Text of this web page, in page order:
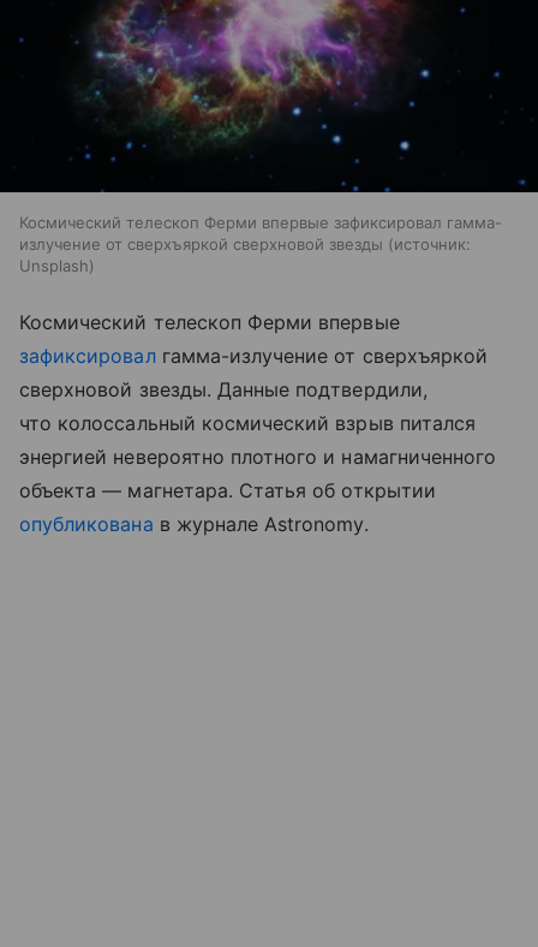
Космический телескоп Ферми впервые зафиксировал гамма-
излучение от сверхъяркой сверхновой звезды
источник:
Unsplash
Космический телескоп Ферми впервые
зафиксировалгамма-излучение от сверхъяркой
сверхновой звезды. Данные подтвердили,
что колоссальный космический взрыв питался
энергией невероятно плотного и намагниченного
объекта — магнетара. Статья об открытии
опубликована в журнале Astronomy.